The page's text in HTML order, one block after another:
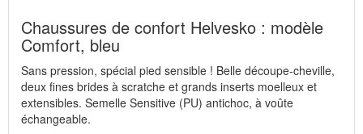
Chaussures de confort Helvesko : modèle
Comfort, bleu
Sans pression, spécial pied sensible ! Belle découpe-cheville,
deux fines brides à scratche et grands inserts moelleux et
extensibles. Semelle Sensitive (PU) antichoc, à voûte
échangeable.